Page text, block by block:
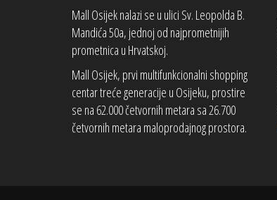
Mall Osijek nalazi se u ulici Sv. Leopolda B.
Mandića 50a, jednoj od najprometnijih
prometnica u Hrvatskoj.
Mall Osijek, prvi multifunkcionalni shopping
centar treće generacije u Osijeku, prostire
se na 62.000 četvornih metara sa 26.700
četvornih metara maloprodajnog prostora.